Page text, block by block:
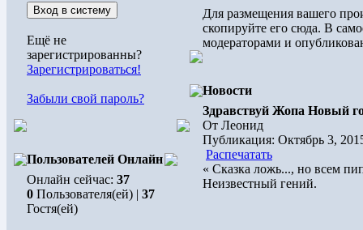
Ещё не
зарегистрированны?
Зарегистрироваться!
Забыли свой пароль?
Пользователей Онлайн
Онлайн сейчас: 37
0 Пользователя(ей) | 37
Гостя(ей)
Для размещения вашего
скопируйте его сюда. В
модераторами и
Новости
Здравствуй Жопа Новый
От Леонид
Публикация: Октябрь 3,
Распечатать
« Сказка ложь..., но всем
Неизвестный гений.